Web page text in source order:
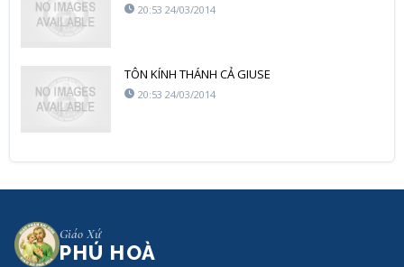
20:53 24/03/2014
TÔN KÍNH THÁNH CẢ GIUSE
20:53 24/03/2014
Giáo Xứ
PHÚ HOÀ